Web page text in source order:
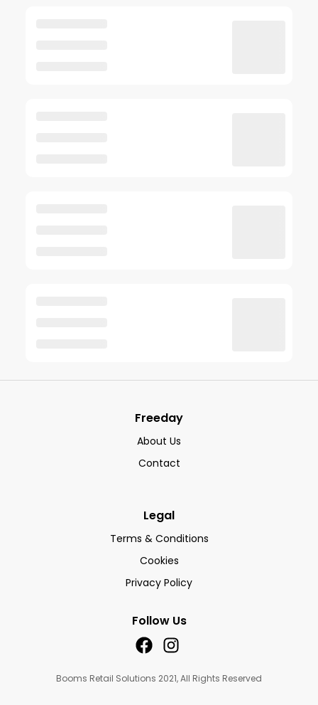
Freeday
About Us
Contact
Legal
Terms & Conditions
Cookies
Privacy Policy
Follow Us
Booms Retail Solutions 2021, All Rights Reserved